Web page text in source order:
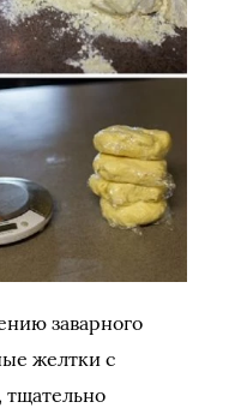
заварного
желтки с
тщательно